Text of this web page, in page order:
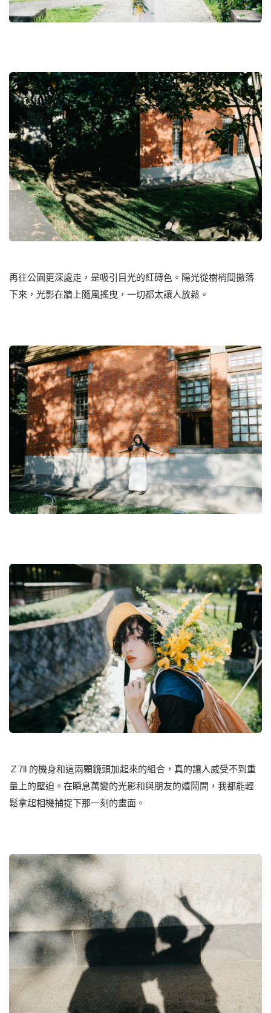
再往公園更深處⾛，是吸引⽬光的紅磚⾊。陽光從樹梢間撒落
下來，光影在牆上隨風搖曳，⼀切都太讓⼈放鬆。
Ｚ7ll 的機身和這兩顆鏡頭加起來的組合，真的讓⼈威受不到重
量上的壓迫。在瞬息萬變的光影和與朋友的嬉鬧間，我都能輕
鬆拿起相機捕捉下那⼀刻的畫⾯。